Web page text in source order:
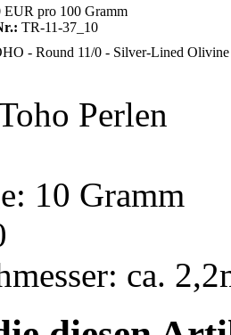
EUR pro 100 Gramm
TR-11-37_10
Perlen
10 Gramm
ca.